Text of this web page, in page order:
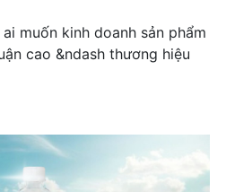
Xu Hướng Sử Dụng
Ấn Thương Hiệu
Logo Riêng Làm Phương
Nhãn Logo Riêng: Thể
Của Thương Hiệu
muốn kinh doanh sản phẩm
cao &ndash thương hiệu